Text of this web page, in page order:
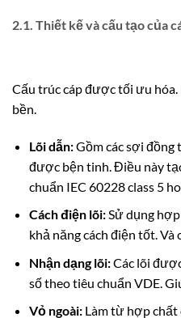
2.1. Thiết kế và cấu tạo của
Cấu trúc cáp được tối ưu
bền.
Lõi dẫn:Gồm các sợi đồng
được bện tinh. Điều này
chuẩn IEC 60228 class 5
Cách điện lõi:Sử dụng hợp
khả năng cách điện tốt.
Nhận dạng lõi:Các lõi
số theo tiêu chuẩn VDE.
Vỏ ngoài:Làm từ hợp chất